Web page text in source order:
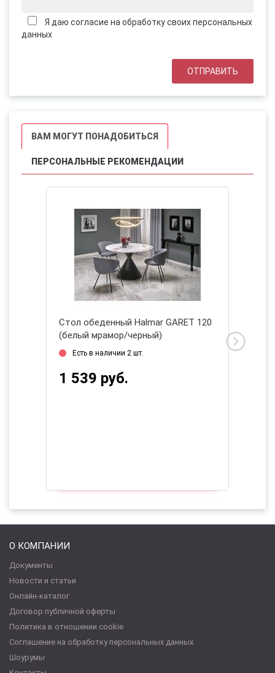
Я даю согласие на обработку своих персональных
данных
ВАМ МОГУТ ПОНАДОБИТЬСЯ
ПЕРСОНАЛЬНЫЕ РЕКОМЕНДАЦИИ
Стол обеденный Halmar GARET 120
(белый мрамор/черный)
Есть в наличии 2 шт.
1 539 руб.
О КОМПАНИИ
Документы
Новости и статьи
Онлайн-каталог
Договор публичной оферты
Политика в отношении cookie
Соглашение на обработку персональных данных
Шоурумы